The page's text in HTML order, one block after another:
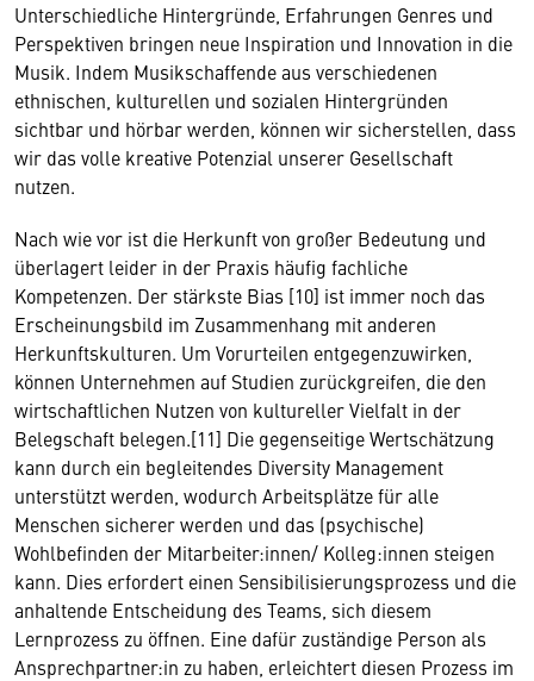
Unterschiedliche Hintergründe, Erfahrungen Genres und
Perspektiven bringen neue Inspiration und Innovation in die
Musik. Indem Musikschaffende aus verschiedenen
ethnischen, kulturellen und sozialen Hintergründen
sichtbar und hörbar werden, können wir sicherstellen, dass
wir das volle kreative Potenzial unserer Gesellschaft
nutzen.
Nach wie vor ist die Herkunft von großer Bedeutung und
überlagert leider in der Praxis häufig fachliche
Kompetenzen. Der stärkste Bias [10] ist immer noch das
Erscheinungsbild im Zusammenhang mit anderen
Herkunftskulturen. Um Vorurteilen entgegenzuwirken,
können Unternehmen auf Studien zurückgreifen, die den
wirtschaftlichen Nutzen von kultureller Vielfalt in der
Belegschaft belegen.[11] Die gegenseitige Wertschätzung
kann durch ein begleitendes Diversity Management
unterstützt werden, wodurch Arbeitsplätze für alle
Menschen sicherer werden und das (psychische)
Wohlbefinden der Mitarbeiter:innen/ Kolleg:innen steigen
kann. Dies erfordert einen Sensibilisierungsprozess und die
anhaltende Entscheidung des Teams, sich diesem
Lernprozess zu öffnen. Eine dafür zuständige Person als
Ansprechpartner:in zu haben, erleichtert diesen Prozess im